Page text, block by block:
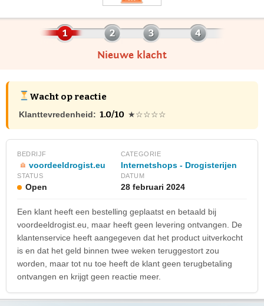
Nieuwe klacht
Wacht op reactie
Klanttevredenheid: 1.0/10 ★☆☆☆☆
BEDRIJF
voordeeldrogist.eu
CATEGORIE
Internetshops - Drogisterijen
STATUS
Open
DATUM
28 februari 2024
Een klant heeft een bestelling geplaatst en betaald bij
voordeeldrogist.eu, maar heeft geen levering ontvangen. De
klantenservice heeft aangegeven dat het product uitverkocht
is en dat het geld binnen twee weken teruggestort zou
worden, maar tot nu toe heeft de klant geen terugbetaling
ontvangen en krijgt geen reactie meer.